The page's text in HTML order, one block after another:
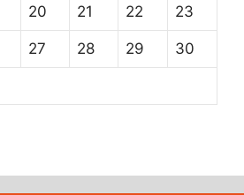
20 21 22 23
27 28 29 30